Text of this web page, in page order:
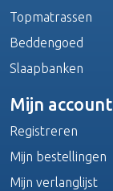
Topmatrassen
Beddengoed
Slaapbanken
Mijn account
Registreren
Mijn bestellingen
Mijn verlanglijst